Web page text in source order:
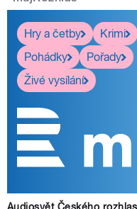
Hry a četby
Krimi
Pohádky
Pořady
Živé vysílání